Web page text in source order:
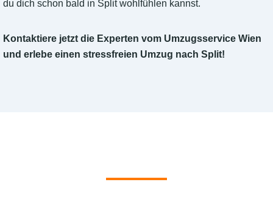
du dich schon bald in Split wohlfühlen kannst.
Kontaktiere jetzt die Experten vom Umzugsservice Wien
und erlebe einen stressfreien Umzug nach Split!